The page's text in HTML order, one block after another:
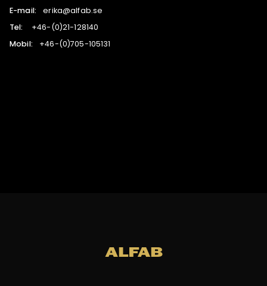
E-mail:
es.bafla@akire
Tel:
041821-12(0)-64+
Mobil:
131501-507(0)-64+